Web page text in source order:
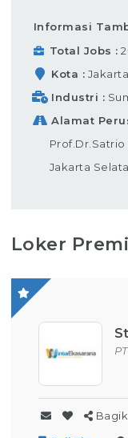
Informasi
Total Jobs
Kota
Industri
Alamat
Prof.Dr.Satrio
Jakarta
Loker